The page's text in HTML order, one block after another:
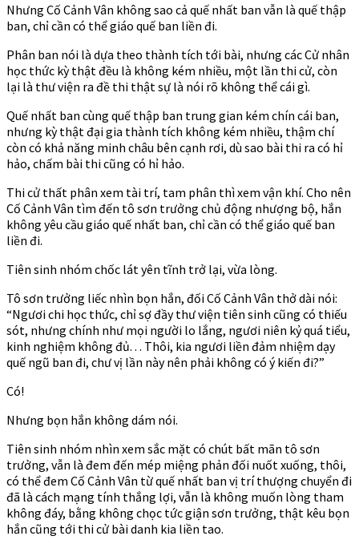
Nhưng Cố Cảnh Vân không sao cả quế nhất ban vẫn là quế thập
ban, chỉ cần có thể giáo quế ban liền đi.
Phân ban nói là dựa theo thành tích tới bài, nhưng các Cử nhân
học thức kỳ thật đều là không kém nhiều, một lần thi cử, còn
lại là thư viện ra đề thi thật sự là nói rõ không thể cái gì.
Quế nhất ban cùng quế thập ban trung gian kém chín cái ban,
nhưng kỳ thật đại gia thành tích không kém nhiều, thậm chí
còn có khả năng minh châu bên cạnh rơi, dù sao bài thi ra có hỉ
hảo, chấm bài thi cũng có hỉ hảo.
Thi cử thất phân xem tài trí, tam phân thì xem vận khí. Cho nên
Cố Cảnh Vân tìm đến tô sơn trưởng chủ động nhượng bộ, hắn
không yêu cầu giáo quế nhất ban, chỉ cần có thể giáo quế ban
liền đi.
Tiên sinh nhóm chốc lát yên tĩnh trở lại, vừa lòng.
Tô sơn trưởng liếc nhìn bọn hắn, đối Cố Cảnh Vân thở dài nói:
“Ngươi chi học thức, chỉ sợ đầy thư viện tiên sinh cũng có thiếu
sót, nhưng chính như mọi người lo lắng, ngươi niên kỷ quá tiểu,
kinh nghiệm không đủ. . . Thôi, kia ngươi liền đảm nhiệm dạy
quế ngũ ban đi, chư vị lần này nên phải không có ý kiến đi?”
Có!
Nhưng bọn hắn không dám nói.
Tiên sinh nhóm nhìn xem sắc mặt có chút bất mãn tô sơn
trưởng, vẫn là đem đến mép miệng phản đối nuốt xuống, thôi,
có thể đem Cố Cảnh Vân từ quế nhất ban vị trí thượng chuyển đi
đã là cách mạng tính thắng lợi, vẫn là không muốn lòng tham
không đáy, bằng không chọc tức giận sơn trưởng, thật kêu bọn
hắn cũng tới thi cử bài danh kia liền tao.